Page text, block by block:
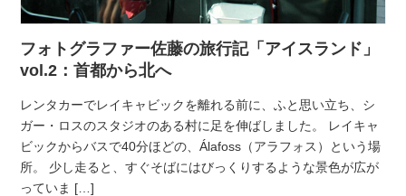
フォトグラファー佐藤の旅行記「アイスランド」
vol.2：首都から北へ
レンタカーでレイキャビックを離れる前に、ふと思い立ち、シ
ガー・ロスのスタジオのある村に足を伸ばしました。 レイキャ
ビックからバスで40分ほどの、Álafoss（アラフォス）という場
所。 少し走ると、すぐそばにはびっくりするような景色が広が
っていま […]